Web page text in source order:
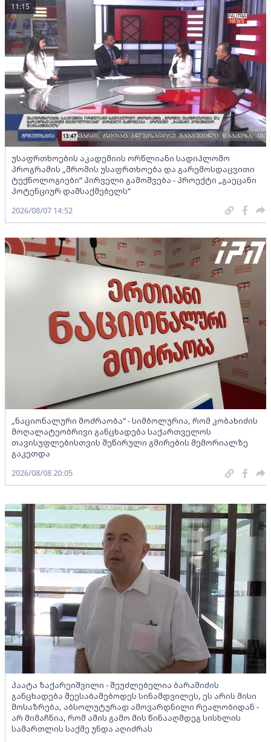
უსაფრთხოების აკადემიის ორწლიანი სადიპლომო
პროგრამის „შრომის უსაფრთხოება და გარემოსდაცვითი
ტექნოლოგიები“ პირველი გამოშვება - პროექტი „გაეცანი
პოტენციურ დამსაქმებელს“
11:15
2026/08/07 14:52
„ნაციონალური მოძრაობა“ - სიმბოლურია, რომ კობახიძის
მოღალატეობრივი განცხადება საქართველოს
თავისუფლებისთვის შეწირული გმირების მემორიალზე
გაკეთდა
2026/08/08 20:05
პაატა ზაქარეიშვილი - შეუძლებელია ბარამიძის
განცხადება შეესაბამებოდეს სინამდვილეს, ეს არის მისი
მოსაზრება, აბსოლუტურად ამოვარდნილი რეალობიდან -
არ მიმაჩნია, რომ ამის გამო მის წინააღმდეგ სისხლის
სამართლის საქმე უნდა აღიძრას